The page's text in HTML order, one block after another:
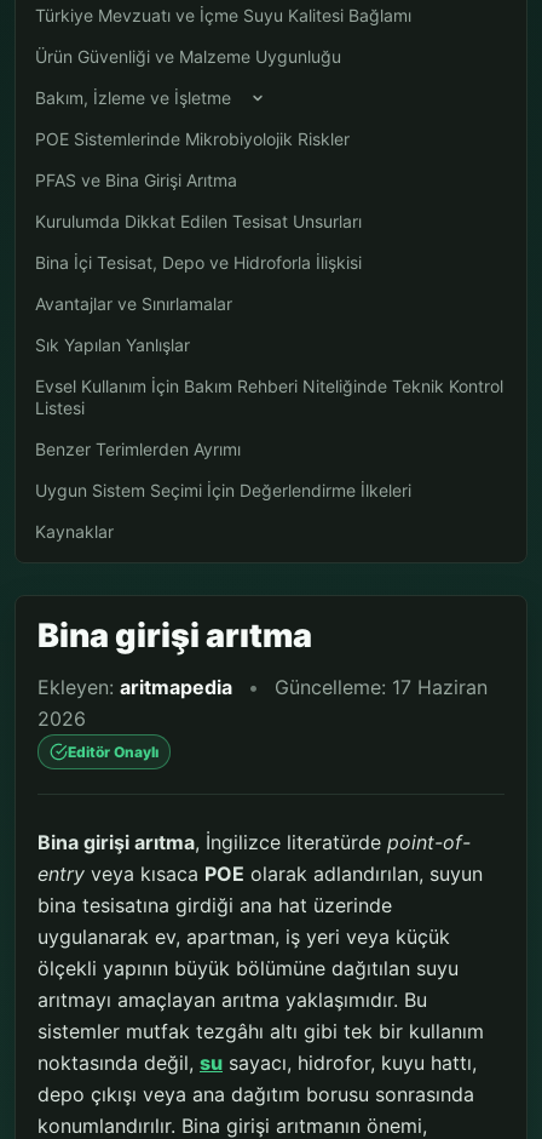
Türkiye Mevzuatı ve İçme Suyu Kalitesi Bağlamı
Ürün Güvenliği ve Malzeme Uygunluğu
Bakım, İzleme ve İşletme
POE Sistemlerinde Mikrobiyolojik Riskler
PFAS ve Bina Girişi Arıtma
Kurulumda Dikkat Edilen Tesisat Unsurları
Bina İçi Tesisat, Depo ve Hidroforla İlişkisi
Avantajlar ve Sınırlamalar
Sık Yapılan Yanlışlar
Evsel Kullanım İçin Bakım Rehberi Niteliğinde Teknik Kontrol
Listesi
Benzer Terimlerden Ayrımı
Uygun Sistem Seçimi İçin Değerlendirme İlkeleri
Kaynaklar
Bina girişi arıtma
Ekleyen: aritmapedia •
Güncelleme: 17 Haziran
2026
Editör Onaylı
Bina girişi arıtma, İngilizce literatürde point-of-
entry veya kısaca POE olarak adlandırılan, suyun
bina tesisatına girdiği ana hat üzerinde
uygulanarak ev, apartman, iş yeri veya küçük
ölçekli yapının büyük bölümüne dağıtılan suyu
arıtmayı amaçlayan arıtma yaklaşımıdır. Bu
sistemler mutfak tezgâhı altı gibi tek bir kullanım
noktasında değil, su sayacı, hidrofor, kuyu hattı,
depo çıkışı veya ana dağıtım borusu sonrasında
konumlandırılır. Bina girişi arıtmanın önemi,